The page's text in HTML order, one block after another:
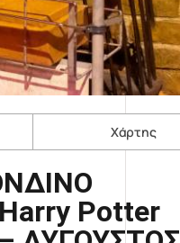
Χάρτης
Harry Potter